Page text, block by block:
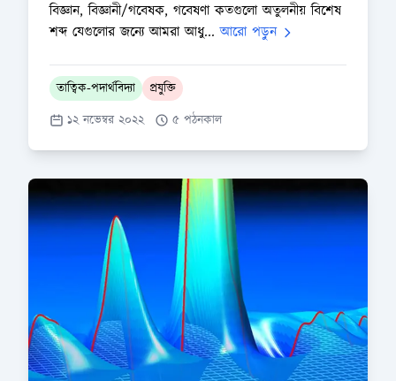
বিজ্ঞান, বিজ্ঞানী/গবেষক, গবেষণা কতগুলো অতুলনীয় বিশেষ
শব্দ যেগুলোর জন্যে আমরা আধু...আরো পড়ুন
তাত্বিক-পদার্থবিদ্যা
প্রযুক্তি
১২ নভেম্বর ২০২২
৫ পঠনকাল